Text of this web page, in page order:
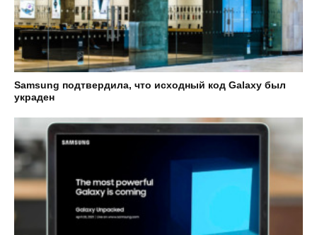
Samsung подтвердила, что исходный код Galaxy был
украден